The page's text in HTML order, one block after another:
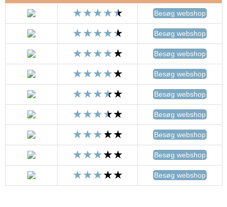
Besøg webshop
Besøg webshop
Besøg webshop
Besøg webshop
Besøg webshop
Besøg webshop
Besøg webshop
Besøg webshop
Besøg webshop